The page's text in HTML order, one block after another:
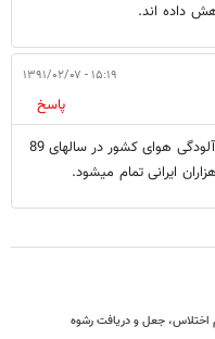
داده اند.
۱۵:۱۹ - ۱۳۹۱/۰۲/۰۷
پاسخ
غیر استاندارد بودن بنزین داخلی عامل اصلی آلودگی هوای کشور در سالهای 89